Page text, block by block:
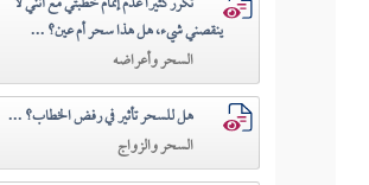
ينقصني شيء، هل هذا سحر أم عين؟ ...
السحر وأعراضه
هل للسحر تأثير في رفض الخطاب؟ ...
السحر والزواج